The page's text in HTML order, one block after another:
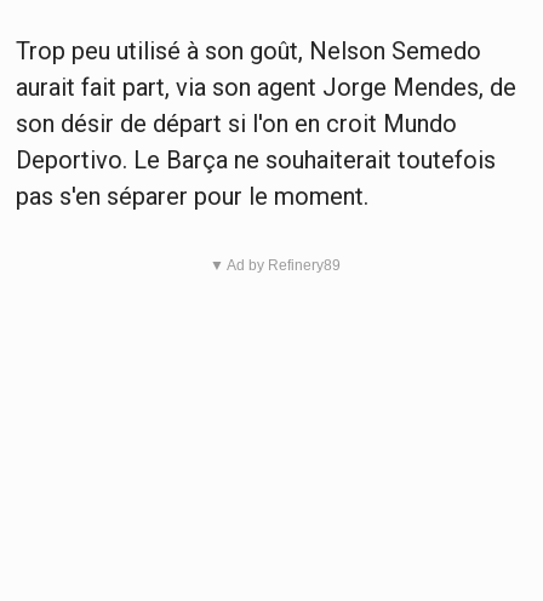
Trop peu utilisé à son goût, Nelson Semedo
aurait fait part, via son agent Jorge Mendes, de
son désir de départ si l'on en croit Mundo
Deportivo. Le Barça ne souhaiterait toutefois
pas s'en séparer pour le moment.
▼ Ad by Refinery89